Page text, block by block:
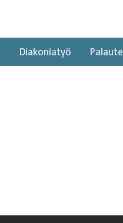
Diakoniatyö Palaute